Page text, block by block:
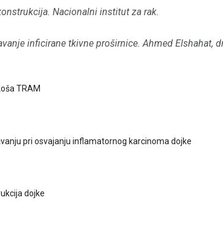
Nacionalni institut za rak.
inficirane tkivne proširnice. Ahmed Elshahat,
TRAM
pri osvajanju inflamatornog karcinoma dojke
dojke